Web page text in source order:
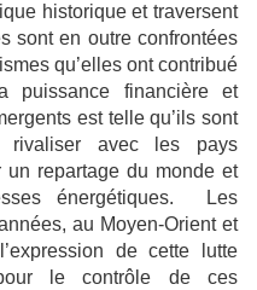
historique et traversent
sont en outre confrontées
qu’elles ont contribué
puissance financière et
est telle qu’ils sont
rivaliser avec les pays
un repartage du monde et
énergétiques. Les
au Moyen-Orient et
de cette lutte
pour le contrôle de ces